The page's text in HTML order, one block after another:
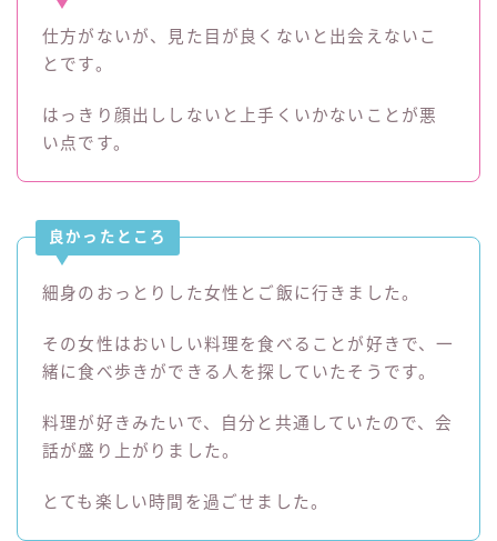
仕方がないが、見た目が良くないと出会えないこ
とです。
はっきり顔出ししないと上手くいかないことが悪
い点です。
良かったところ
細身のおっとりした女性とご飯に行きました。
その女性はおいしい料理を食べることが好きで、一
緒に食べ歩きができる人を探していたそうです。
料理が好きみたいで、自分と共通していたので、会
話が盛り上がりました。
とても楽しい時間を過ごせました。